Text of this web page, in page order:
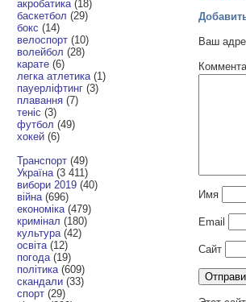
акробатика (18)
баскетбол (29)
бокс (14)
велоспорт (10)
волейбол (28)
карате (6)
легка атлетика (1)
пауерліфтинг (3)
плавання (7)
теніс (3)
футбол (49)
хокей (6)
Транспорт (49)
Україна (3 411)
вибори 2019 (40)
війна (696)
економіка (479)
кримінал (180)
культура (42)
освіта (12)
погода (19)
політика (609)
скандали (33)
спорт (29)
Ваш
Имя
Email
Сайт